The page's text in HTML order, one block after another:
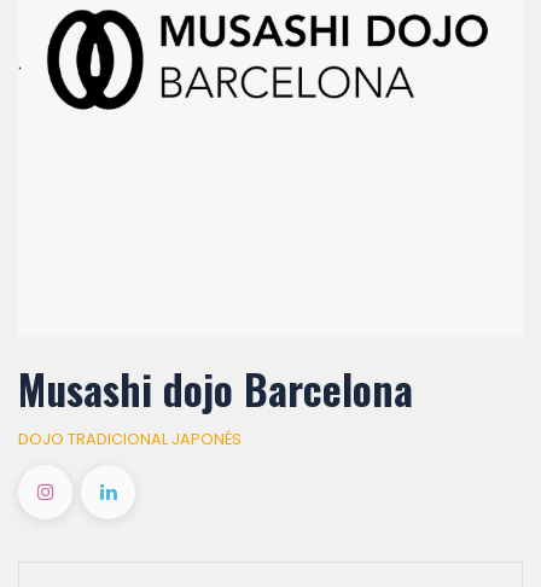
Musashi dojo Barcelona
DOJO TRADICIONAL JAPONÉS